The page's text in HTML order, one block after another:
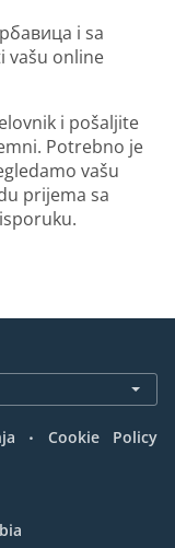
i sa
vašu online
i pošaljite
Potrebno je
vašu
prijema sa
.
Cookie Policy